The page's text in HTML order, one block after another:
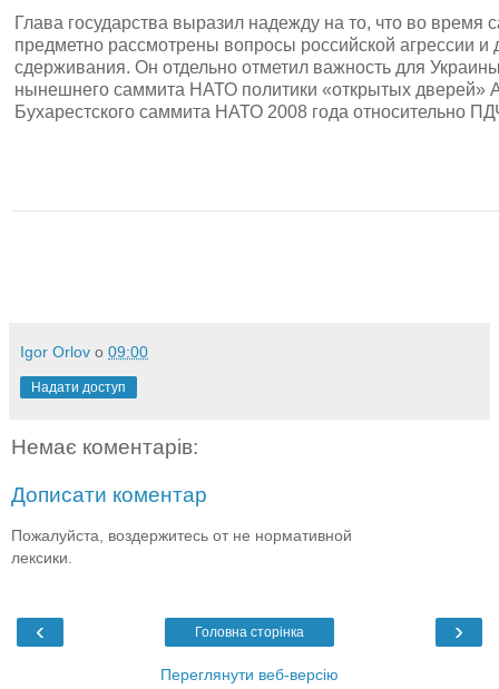
Глава государства выразил надежду на то, что во
предметно рассмотрены вопросы российской агрессии
сдерживания. Он отдельно отметил важность для
нынешнего саммита НАТО политики «открытых дверей»
Бухарестского саммита НАТО 2008 года относительно
Igor Orlov о 09:00
Надати доступ
Немає коментарів:
Дописати коментар
Пожалуйста, воздержитесь от не нормативной
лексики.
‹ ›
Головна сторінка
Переглянути веб-версію